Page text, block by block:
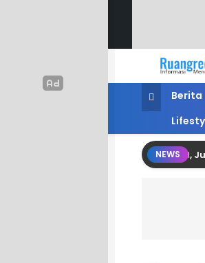
Ruang Redaksi
Informasi
Berita
NEWS
dan Fungsi Kontrol, Jurnalis